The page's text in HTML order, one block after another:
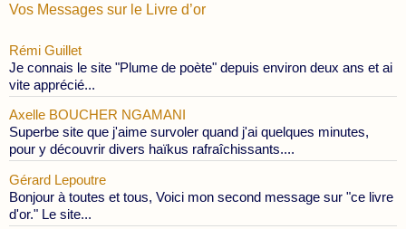
Vos Messages sur le Livre d’or
Rémi Guillet
Je connais le site "Plume de poète" depuis environ deux ans et ai
vite apprécié...
Axelle BOUCHER NGAMANI
Superbe site que j'aime survoler quand j'ai quelques minutes,
pour y découvrir divers haïkus rafraîchissants....
Gérard Lepoutre
Bonjour à toutes et tous, Voici mon second message sur "ce livre
d'or." Le site...